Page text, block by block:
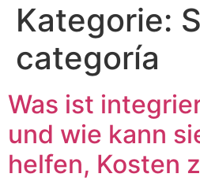
Kategorie:
categoría
Was ist
und wie kann
helfen, Kosten